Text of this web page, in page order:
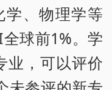
、物理学等
球前1%。学
业，可以评价